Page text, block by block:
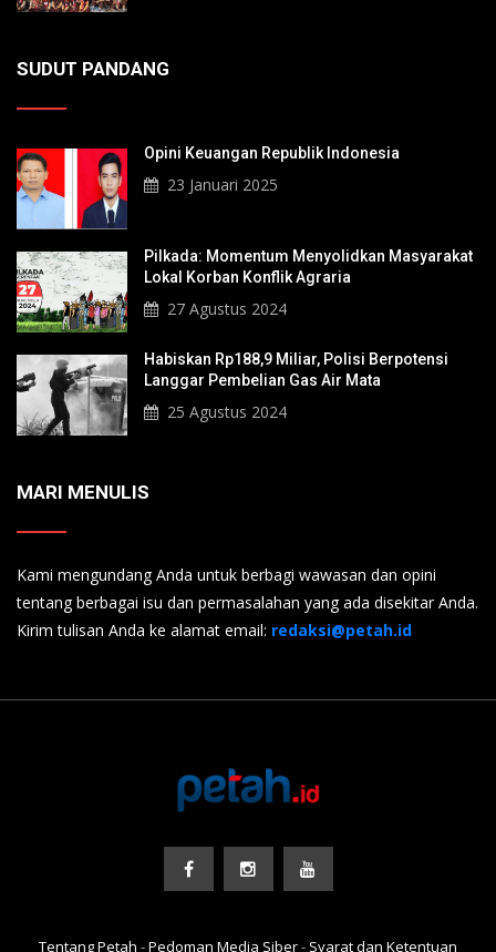
SUDUT PANDANG
Opini Keuangan Republik Indonesia
23 Januari 2025
Pilkada: Momentum Menyolidkan Masyarakat
Lokal Korban Konflik Agraria
27 Agustus 2024
Habiskan Rp188,9 Miliar, Polisi Berpotensi
Langgar Pembelian Gas Air Mata
25 Agustus 2024
MARI MENULIS
Kami mengundang Anda untuk berbagi wawasan dan opini
tentang berbagai isu dan permasalahan yang ada disekitar Anda.
Kirim tulisan Anda ke alamat email: redaksi@petah.id
Tentang Petah -Pedoman Media Siber- Syarat dan Ketentuan